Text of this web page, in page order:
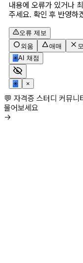
내용에 오류가 있거나
주세요. 확인 후 반영하
오류 제보
외움
애매
✳AI 채점
✳ ×
💬 자격증 스터디 커뮤니
물어보세요
→